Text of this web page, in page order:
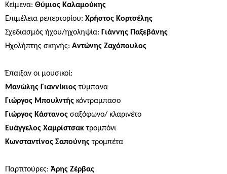
Κείμενα: Θύμιος Καλαμούκης
Επιμέλεια ρεπερτορίου: Χρήστος Κορτσέλης
Σχεδιασμός ήχου/ηχοληψία: Γιάννης Παξεβάνης
Ηχολήπτης σκηνής: Αντώνης Ζαχόπουλος
Έπαιξαν οι μουσικοί:
Μανώλης Γιαννίκιοςτύμπανα
Γιώργος Μπουλντής κόντραμπασο
Γιώργος Κάστανος σαξόφωνο/ κλαρινέτο
Ευάγγελος Χαμρίστσακτρομπόνι
Κωνσταντίνος Σαπούνηςτρομπέτα
Παρτιτούρες: Άρης Ζέρβας